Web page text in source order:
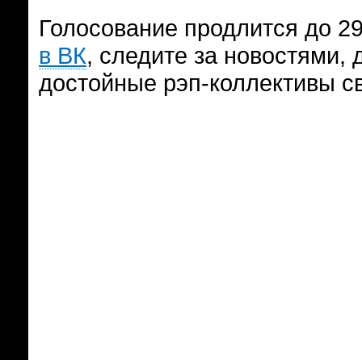
Голосование продлится до
в ВК, следите за новостями,
достойные рэп-коллективы